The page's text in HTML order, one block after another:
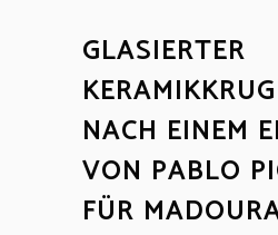
GLASIERTER
NACH EINEM
VON PABLO
FÜR